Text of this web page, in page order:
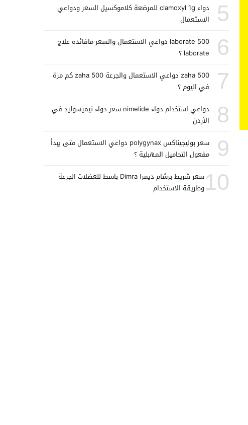
5
دواء clamoxyl 1g للمرضعة كلاموكسيل السعر ودواعي
الاستعمال
6
laborate 500 دواعي الاستعمال والسعر مافائده علاج
laborate ؟
7
zaha 500 دواعي الاستعمال والجرعة zaha 500 كم مرة
في اليوم ؟
8
دواعي استخدام دواء nimelide سعر دواء نيميسوليد في
الأردن
9
سعر بوليجيناكس polygynax دواعي الاستعمال متى يبدأ
مفعول التحاميل المهبلية ؟
10
سعر شريط برشام ديمرا Dimra باسط للعضلات الجرعة
وطريقة الاستخدام